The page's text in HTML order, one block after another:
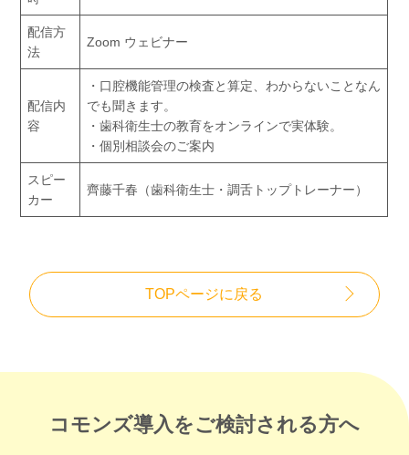
配信方
法
Zoom ウェビナー
配信内
容
・口腔機能管理の検査と算定、わからないことなん
でも聞きます。
・歯科衛生士の教育をオンラインで実体験。
・個別相談会のご案内
スピー
カー
齊藤千春（歯科衛生士・調舌トップトレーナー）
TOPページに戻る
コモンズ導入をご検討される方へ